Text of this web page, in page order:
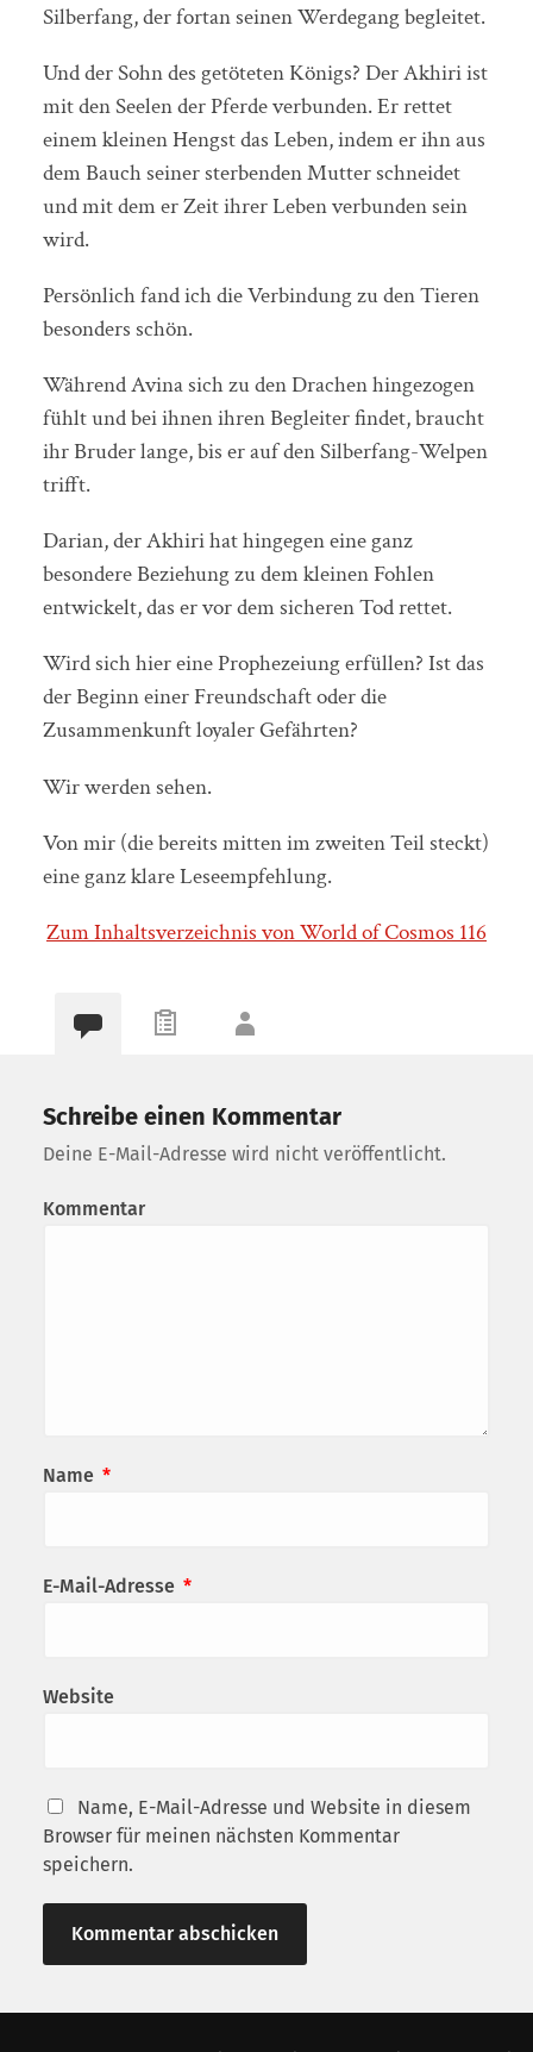
Silberfang, der fortan seinen Werdegang begleitet.
Und der Sohn des getöteten Königs? Der Akhiri ist
mit den Seelen der Pferde verbunden. Er rettet
einem kleinen Hengst das Leben, indem er ihn aus
dem Bauch seiner sterbenden Mutter schneidet
und mit dem er Zeit ihrer Leben verbunden sein
wird.
Persönlich fand ich die Verbindung zu den Tieren
besonders schön.
Während Avina sich zu den Drachen hingezogen
fühlt und bei ihnen ihren Begleiter findet, braucht
ihr Bruder lange, bis er auf den Silberfang-Welpen
trifft.
Darian, der Akhiri hat hingegen eine ganz
besondere Beziehung zu dem kleinen Fohlen
entwickelt, das er vor dem sicheren Tod rettet.
Wird sich hier eine Prophezeiung erfüllen? Ist das
der Beginn einer Freundschaft oder die
Zusammenkunft loyaler Gefährten?
Wir werden sehen.
Von mir (die bereits mitten im zweiten Teil steckt)
eine ganz klare Leseempfehlung.
Zum Inhaltsverzeichnis von World of Cosmos 116
Schreibe einen Kommentar
Deine E-Mail-Adresse wird nicht veröffentlicht.
Kommentar
Name *
E-Mail-Adresse *
Website
Name, E-Mail-Adresse und Website in diesem
Browser für meinen nächsten Kommentar
speichern.